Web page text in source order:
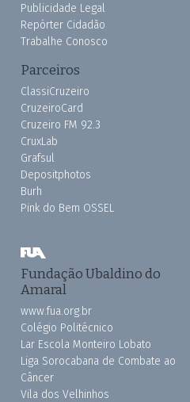
Publicidade Legal
Repórter Cidadão
Trabalhe Conosco
Parceiros
ClassiCruzeiro
CruzeiroCard
Cruzeiro FM 92.3
CruxLab
Grafsul
Depositphotos
Burh
Pink do Bem OSSEL
Fundação Ubaldino do
Amaral
www.fua.org.br
Colégio Politécnico
Lar Escola Monteiro Lobato
Liga Sorocabana de Combate ao
Câncer
Vila dos Velhinhos